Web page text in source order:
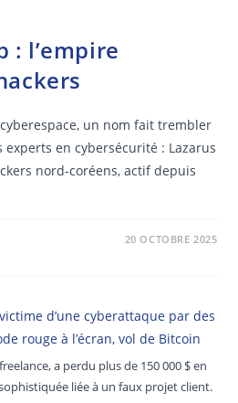
: l’empire
un nom fait trembler
en cybersécurité : Lazarus
nord-coréens, actif depuis
20 OCTOBRE 2025
a perdu plus de 150 000 $ en
liée à un faux projet client.